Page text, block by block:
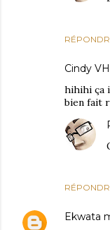
Cindy VH
hihihi ça
bien fait
Ekwata